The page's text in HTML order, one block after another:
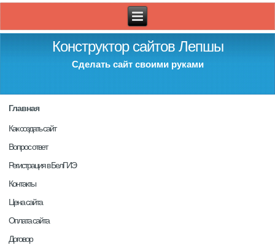
Конструктор сайтов Лепшы
Сделать сайт своими руками
Главная
Как создать сайт
Вопрос ответ
Регистрация в БелГИЭ
Контакты
Цена сайта
Оплата сайта
Договор